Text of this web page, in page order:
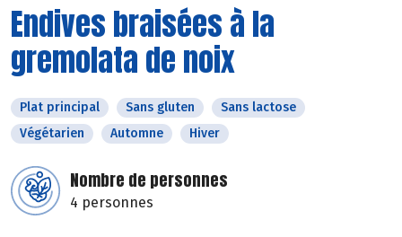
Endives braisées à la
gremolata de noix
Plat principal Sans gluten
Sans lactose
Végétarien
Automne Hiver
Nombre de personnes
4 personnes